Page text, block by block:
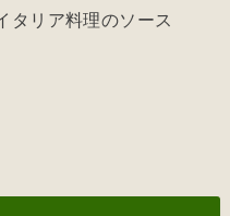
タリア料理のソース